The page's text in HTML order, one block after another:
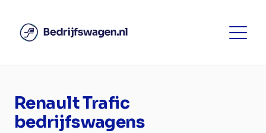
Renault Trafic
bedrijfswagens